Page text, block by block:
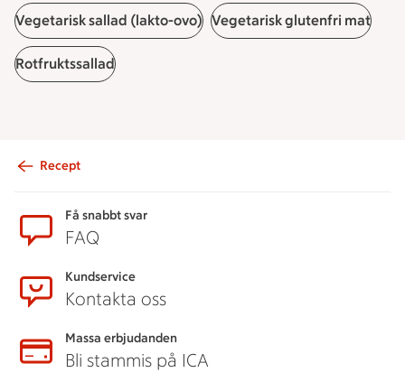
Vegetarisk sallad (lakto-ovo) Vegetarisk glutenfri mat
Rotfruktssallad
Recept
Få snabbt svar
FAQ
Kundservice
Kontakta oss
Massa erbjudanden
Bli stammis på ICA